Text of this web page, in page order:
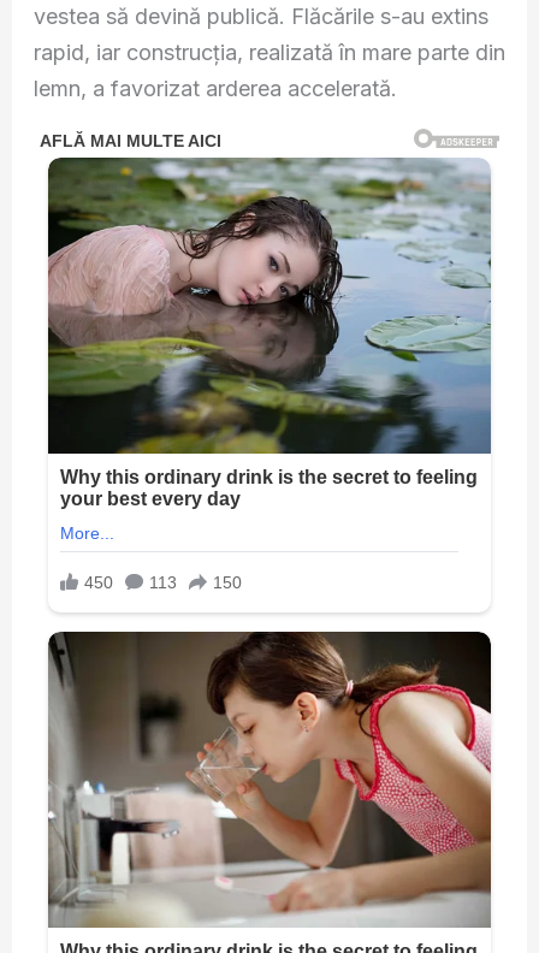
vestea să devină publică. Flăcările s-au extins
rapid, iar construcția, realizată în mare parte din
lemn, a favorizat arderea accelerată.